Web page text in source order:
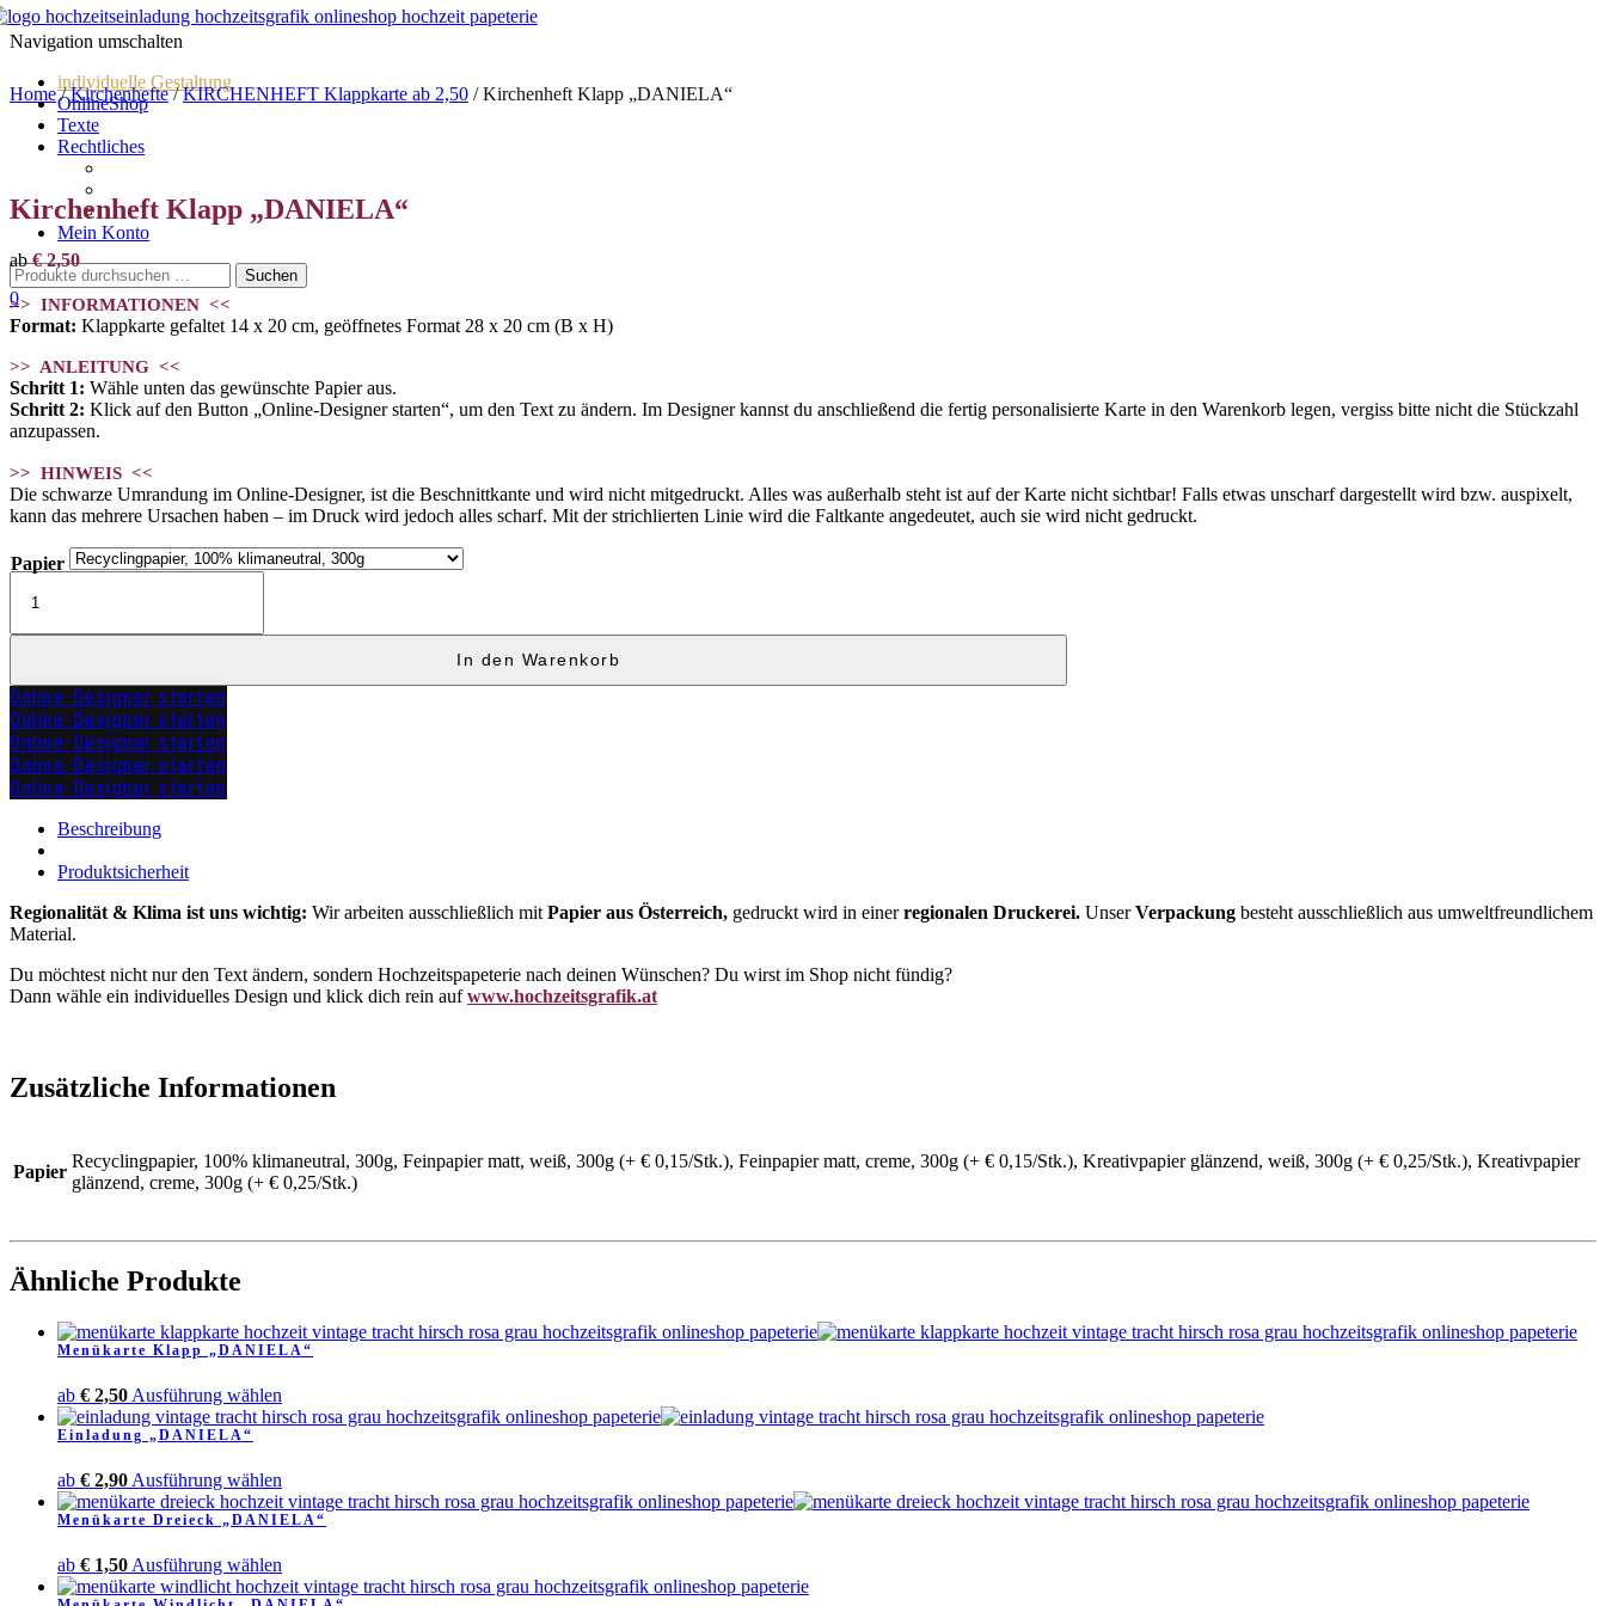
Navigation umschalten
individuelle Gestaltung
OnlineShop
Texte
Rechtliches
Datenschutz
Mein Konto
0
Home/Kirchenhefte/KIRCHENHEFT Klappkarte ab 2,50 / Kirchenheft Klapp „DANIELA“
Kirchenheft Klapp „DANIELA“
ab€2,50
zuzügl.Versandkosten
>> INFORMATIONEN <<
Format: Klappkarte gefaltet 14 x 20 cm, geöffnetes Format 28 x 20 cm (B x H)
>> ANLEITUNG <<
Schritt 1: Wähle unten das gewünschte Papier aus.
Schritt 2: Klick auf den Button „Online-Designer starten“, um den Text zu ändern. Im Designer kannst du anschließend die fertig personalisierte Karte in den Warenkorb legen, vergiss bitte nicht die Stückzahl
anzupassen.
>> HINWEIS <<
Die schwarze Umrandung im Online-Designer, ist die Beschnittkante und wird nicht mitgedruckt. Alles was außerhalb steht ist auf der Karte nicht sichtbar! Falls etwas unscharf dargestellt wird bzw. auspixelt,
kann das mehrere Ursachen haben – im Druck wird jedoch alles scharf. Mit der strichlierten Linie wird die Faltkante angedeutet, auch sie wird nicht gedruckt.
Papier
Kirchenheft
Klapp
Menge
In den Warenkorb
Online-Designer starten
Online-Designer starten
Online-Designer starten
Online-Designer starten
Online-Designer starten
Beschreibung
Produktsicherheit
Regionalität & Klima ist uns wichtig: Wir arbeiten ausschließlich mit Papier aus Österreich, gedruckt wird in einerregionalen Druckerei. UnserVerpackung besteht ausschließlich aus umweltfreundlichem
Material.
Du möchtest nicht nur den Text ändern, sondern Hochzeitspapeterie nach deinen Wünschen? Du wirst im Shop nicht fündig?
Dann wähle ein individuelles Design und klick dich rein aufwww.hochzeitsgrafik.at
Zusätzliche Informationen
Papier
Recyclingpapier, 100% klimaneutral, 300g, Feinpapier matt, weiß, 300g (+ € 0,15/Stk.), Feinpapier matt, creme, 300g (+ € 0,15/Stk.), Kreativpapier glänzend, weiß, 300g (+ € 0,25/Stk.), Kreativpapier
glänzend, creme, 300g (+ € 0,25/Stk.)
Ähnliche Produkte
Menükarte Klapp „DANIELA“
ab € 2,50 Ausführung wählen
Produkt
auf.
Die
können
auf
Einladung „DANIELA“
ab € 2,90 Ausführung wählen
Produkt
weist
auf.
Menükarte Dreieck „DANIELA“
ab € 1,50 Ausführung wählen
Produkt